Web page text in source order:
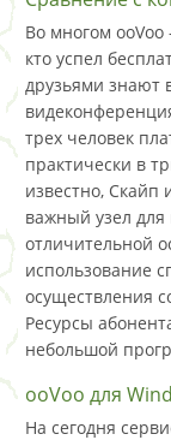
Во многом ooVoo
кто успел
друзьями знают
трех человек
практически в
известно, Скайп
важный узел
отличительной
использование
осуществления
Ресурсы
небольшой
ooVoo для
На сегодня